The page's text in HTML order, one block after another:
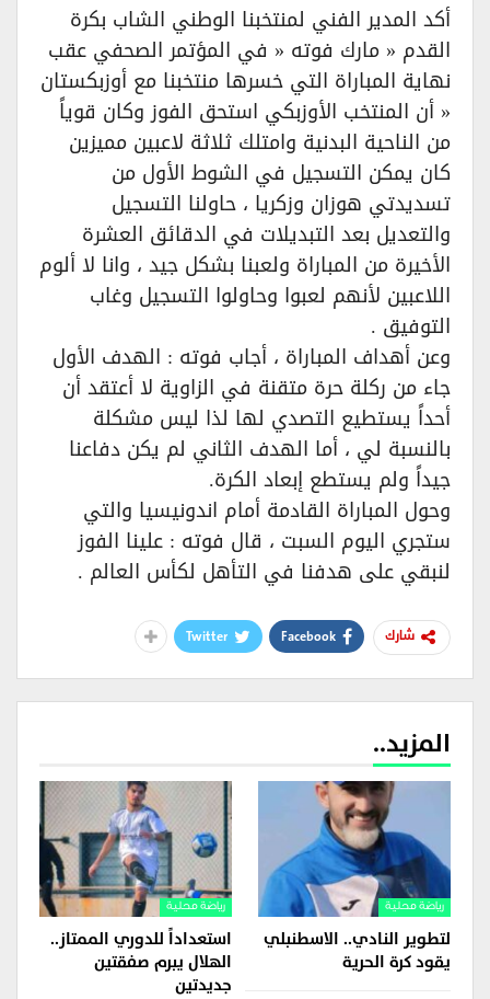
أكد المدير الفني لمنتخبنا الوطني الشاب بكرة
القدم « مارك فوته « في المؤتمر الصحفي عقب
نهاية المباراة التي خسرها منتخبنا مع أوزبكستان
« أن المنتخب الأوزبكي استحق الفوز وكان قوياً
من الناحية البدنية وامتلك ثلاثة لاعبين مميزين
كان يمكن التسجيل في الشوط الأول من
تسديدتي هوزان وزكريا ، حاولنا التسجيل
والتعديل بعد التبديلات في الدقائق العشرة
الأخيرة من المباراة ولعبنا بشكل جيد ، وانا لا ألوم
اللاعبين لأنهم لعبوا وحاولوا التسجيل وغاب
التوفيق .
وعن أهداف المباراة ، أجاب فوته : الهدف الأول
جاء من ركلة حرة متقنة في الزاوية لا أعتقد أن
أحداً يستطيع التصدي لها لذا ليس مشكلة
بالنسبة لي ، أما الهدف الثاني لم يكن دفاعنا
جيداً ولم يستطع إبعاد الكرة.
وحول المباراة القادمة أمام اندونيسيا والتي
ستجري اليوم السبت ، قال فوته : علينا الفوز
لنبقي على هدفنا في التأهل لكأس العالم .
شارك Facebook
Twitter
المزيد..
رياضة محلية
لتطوير النادي.. الاسطنبلي
يقود كرة الحرية
رياضة محلية
استعداداً للدوري الممتاز..
الهلال يبرم صفقتين
جديدتين